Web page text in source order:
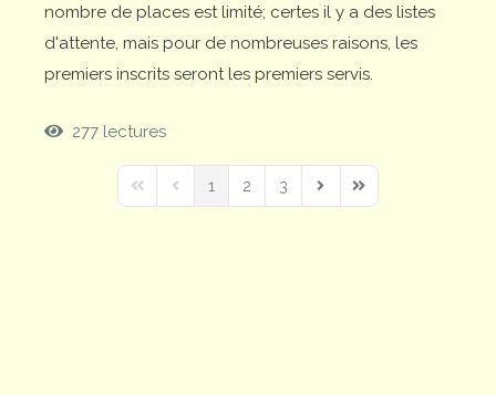
nombre de places est limité; certes il y a des listes
d'attente, mais pour de nombreuses raisons, les
premiers inscrits seront les premiers servis.
277 lectures
First PagePrevious Page
1 2 3
Next PageLast Page